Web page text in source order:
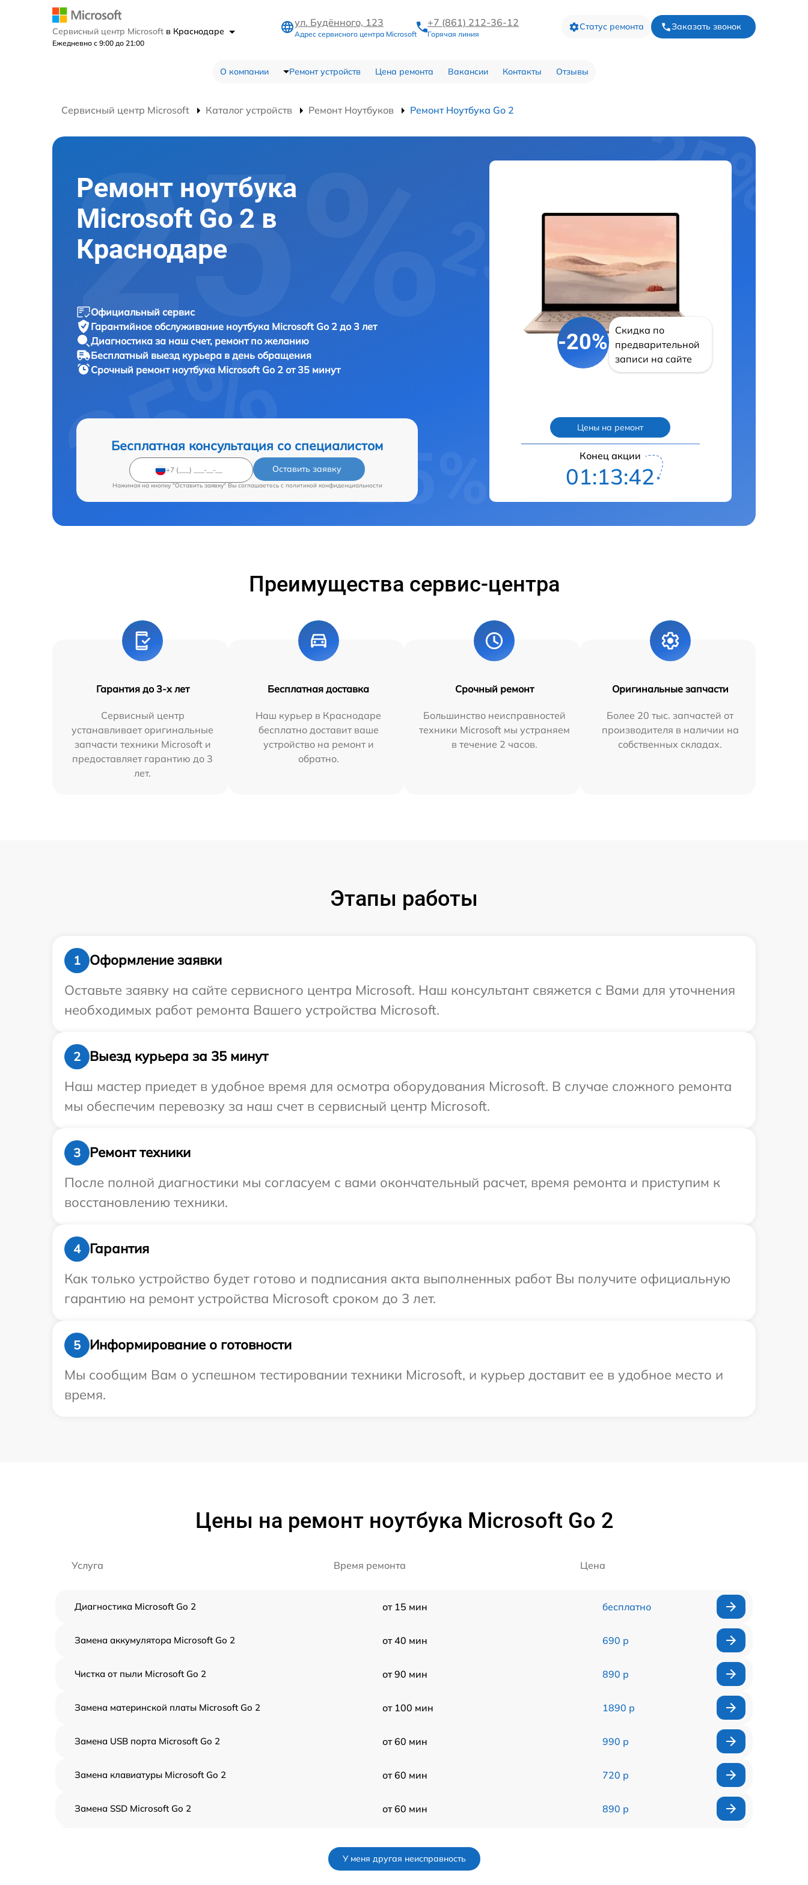
Сервисный центр Microsoft в Краснодаре
Ежедневно с 9:00 до 21:00
ул. Будённого, 123
Адрес сервисного центра Microsoft
+7 (861) 212-36-12
Горячая линия
Статус ремонта Заказать звонок
О компании Ремонт устройств Цена ремонта Вакансии Контакты Отзывы
Сервисный центр Microsoft Каталог устройств Ремонт Ноутбуков Ремонт Ноутбука Go 2
Ремонт ноутбука
Microsoft Go 2 в
Краснодаре
Официальный сервис
Гарантийное обслуживание ноутбука Microsoft Go 2 до 3 лет
Диагностика за наш счет, ремонт по желанию
Бесплатный выезд курьера в день обращения
Срочный ремонт ноутбука Microsoft Go 2 от 35 минут
Бесплатная консультация со специалистом
Оставить заявку
Нажимая на кнопку "Оставить заявку" Вы соглашаетесь c политикой конфиденциальности
-20%
Скидка по
предварительной
записи на сайте
Цены на ремонт
Конец акции
01:13:41
Преимущества сервис-центра
Гарантия до 3-х лет
Сервисный центр
устанавливает оригинальные
запчасти техники Microsoft и
предоставляет гарантию до 3
лет.
Бесплатная доставка
Наш курьер в Краснодаре
бесплатно доставит ваше
устройство на ремонт и
обратно.
Срочный ремонт
Большинство неисправностей
техники Microsoft мы устраняем
в течение 2 часов.
Оригинальные запчасти
Более 20 тыс. запчастей от
производителя в наличии на
собственных складах.
Этапы работы
1
Оформление заявки
Оставьте заявку на сайте сервисного центра Microsoft. Наш консультант свяжется с Вами для уточнения
необходимых работ ремонта Вашего устройства Microsoft.
2
Выезд курьера за 35 минут
Наш мастер приедет в удобное время для осмотра оборудования Microsoft. В случае сложного ремонта
мы обеспечим перевозку за наш счет в сервисный центр Microsoft.
3
Ремонт техники
После полной диагностики мы согласуем с вами окончательный расчет, время ремонта и приступим к
восстановлению техники.
4
Гарантия
Как только устройство будет готово и подписания акта выполненных работ Вы получите официальную
гарантию на ремонт устройства Microsoft сроком до 3 лет.
5
Информирование о готовности
Мы сообщим Вам о успешном тестировании техники Microsoft, и курьер доставит ее в удобное место и
время.
Цены на ремонт ноутбука Microsoft Go 2
Услуга Время ремонта Цена
Диагностика Microsoft Go 2 от 15 мин бесплатно
Замена аккумулятора Microsoft Go 2 от 40 мин 690 р
Чистка от пыли Microsoft Go 2 от 90 мин 890 р
Замена материнской платы Microsoft Go 2 от 100 мин 1890 р
Замена USB порта Microsoft Go 2 от 60 мин 990 р
Замена клавиатуры Microsoft Go 2 от 60 мин 720 р
Замена SSD Microsoft Go 2 от 60 мин 890 р
У меня другая неисправность